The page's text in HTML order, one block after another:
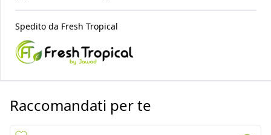
Spedito da Fresh Tropical
Raccomandati per te